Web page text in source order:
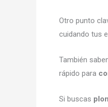
Otro punto
cuidando tus
También
rápido para
Si buscas